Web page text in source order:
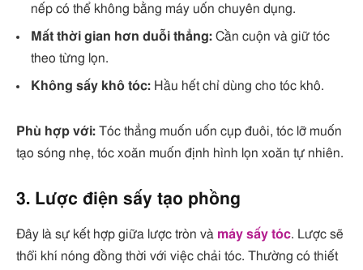
nếp có thể không bằng máy uốn chuyên dụng.
Mất thời gian hơn duỗi thẳng: Cần cuộn và giữ tóc
theo từng lọn.
Không sấy khô tóc: Hầu hết chỉ dùng cho tóc khô.
Phù hợp với: Tóc thẳng muốn uốn cụp đuôi, tóc lỡ muốn
tạo sóng nhẹ, tóc xoăn muốn định hình lọn xoăn tự nhiên.
3. Lược điện sấy tạo phồng
Đây là sự kết hợp giữa lược tròn và máy sấy tóc. Lược sẽ
thổi khí nóng đồng thời với việc chải tóc. Thường có thiết